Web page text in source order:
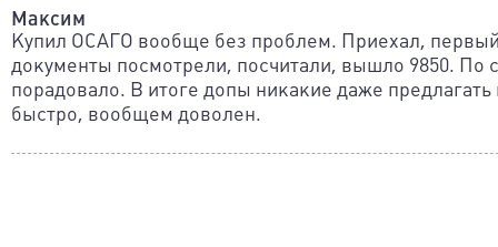
Максим
Купил ОСАГО вообще без проблем. Приехал,
документы посмотрели, посчитали, вышло 9850. По
порадовало. В итоге допы никакие даже
быстро, вообщем доволен.